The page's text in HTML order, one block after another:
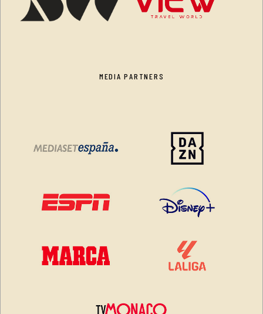
MEDIA PARTNERS